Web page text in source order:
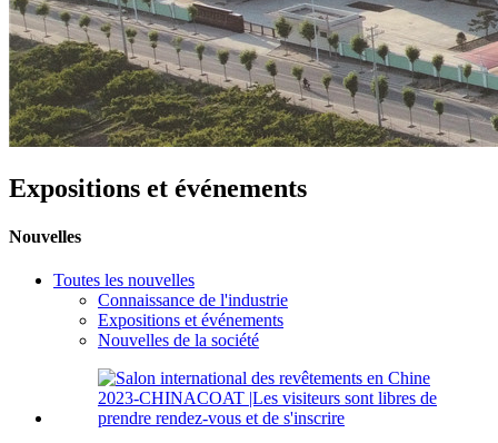
Expositions et événements
Nouvelles
Toutes les nouvelles
Connaissance de l'industrie
Expositions et événements
Nouvelles de la société